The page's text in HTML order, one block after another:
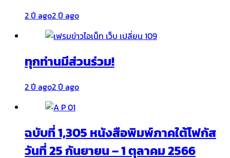
2 ปี ago2 ปี ago
ทุกท่านมีส่วนร่วม!
2 ปี ago2 ปี ago
ฉบับที่ 1,305 หนังสือพิมพ์ภาคใต้โฟกัส
วันที่ 25 กันยายน – 1 ตุลาคม 2566